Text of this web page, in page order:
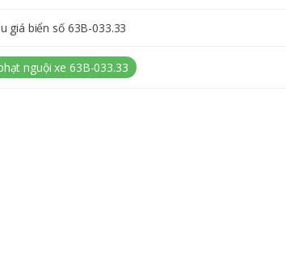
giá biển số 63B-033.33
nguội xe 63B-033.33